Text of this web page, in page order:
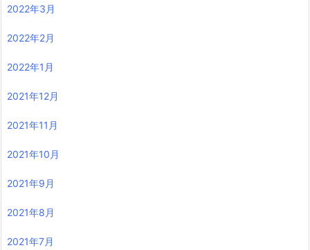
2022年3月
2022年2月
2022年1月
2021年12月
2021年11月
2021年10月
2021年9月
2021年8月
2021年7月